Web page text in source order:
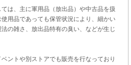
は、主に軍用品（放出品）や中古品を扱
用品であっても保管状況により、細かい
の雑さ、放出品特有の臭い、などが生じ
ントや別ストアでも販売を行なっており